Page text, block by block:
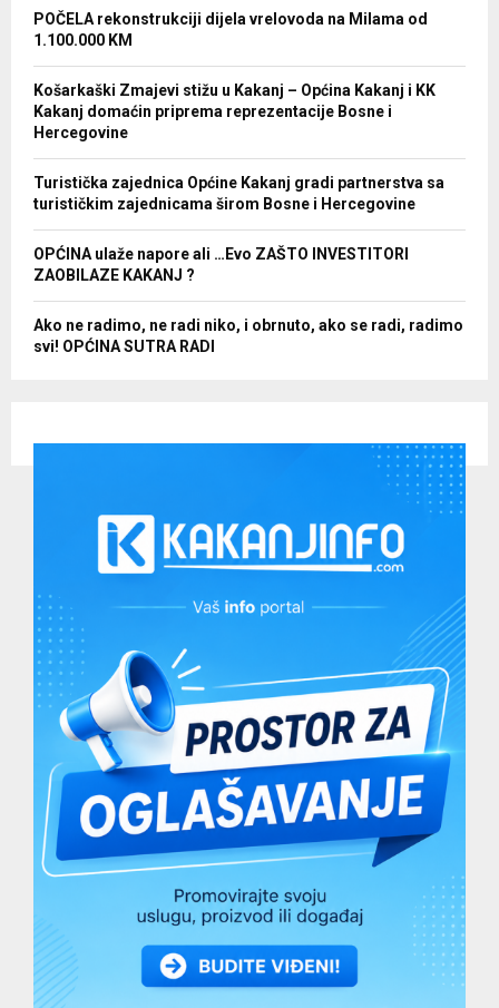
POČELA rekonstrukciji dijela vrelovoda na Milama od
1.100.000 KM
Košarkaški Zmajevi stižu u Kakanj – Općina Kakanj i KK
Kakanj domaćin priprema reprezentacije Bosne i
Hercegovine
Turistička zajednica Općine Kakanj gradi partnerstva sa
turističkim zajednicama širom Bosne i Hercegovine
OPĆINA ulaže napore ali …Evo ZAŠTO INVESTITORI
ZAOBILAZE KAKANJ ?
Ako ne radimo, ne radi niko, i obrnuto, ako se radi, radimo
svi! OPĆINA SUTRA RADI